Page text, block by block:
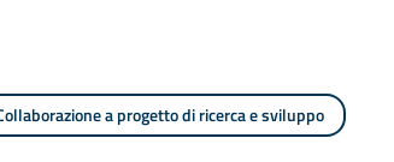
a progetto di ricerca e sviluppo